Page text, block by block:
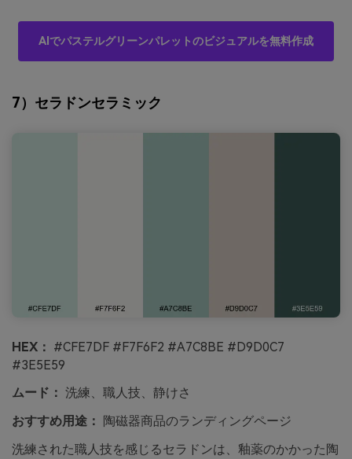
AIでパステルグリーンパレットのビジュアルを無料作成
7）セラドンセラミック
HEX： #CFE7DF #F7F6F2 #A7C8BE #D9D0C7
#3E5E59
ムード： 洗練、職人技、静けさ
おすすめ用途：
陶磁器商品のランディングページ
洗練された職人技を感じるセラドンは、釉薬のかかった陶